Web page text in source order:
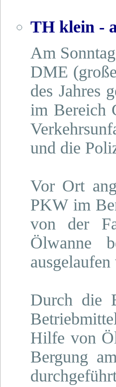
TH klein -
Am
DME
des Jahres
im Bereich
und die
Vor Ort
PKW im
von der
Ölwanne
ausgelaufen
Durch die
Hilfe von
Bergung